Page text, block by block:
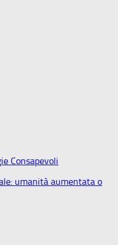
Consapevoli
umanità aumentata o